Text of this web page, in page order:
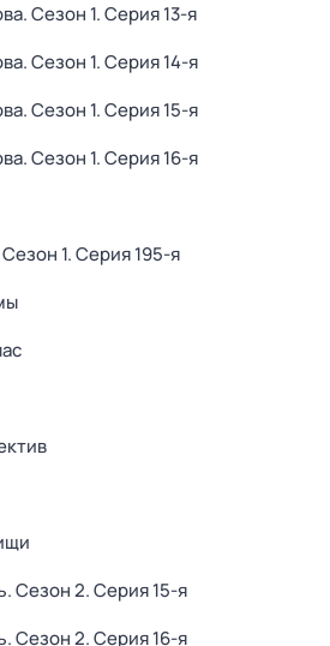
. Сезон 1. Серия 13-я
. Сезон 1. Серия 14-я
. Сезон 1. Серия 15-я
. Сезон 1. Серия 16-я
Сезон 1. Серия 195-я
. Сезон 2. Серия 15-я
. Сезон 2. Серия 16-я